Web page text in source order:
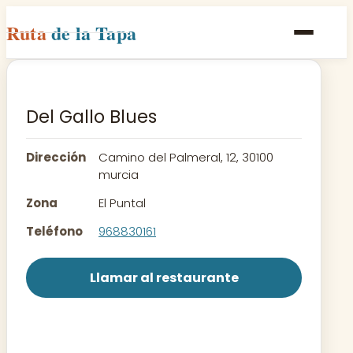
Rutade la Tapa
Inicio
Rutas
Contacto
Del Gallo Blues
Dirección
Camino del Palmeral, 12, 30100
murcia
Zona
El Puntal
Teléfono
968830161
Llamar al restaurante